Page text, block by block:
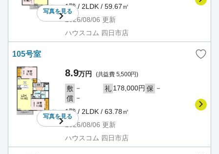
写真を見る
1階 / 2LDK / 59.67㎡
2026/08/06 更新
ハウスコム 四日市店
105号室
写真を見る
8.9万円 (共益費 5,500円)
敷 － 礼 178,000円 保 －
償 －
1階 / 2LDK / 63.78㎡
2026/08/06 更新
ハウスコム 四日市店